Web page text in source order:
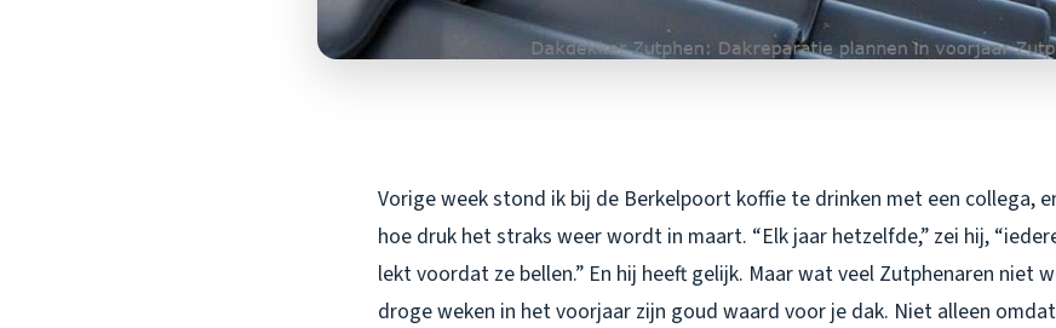
Vorige week stond ik bij de Berkelpoort koffie te drinken met een collega,
hoe druk het straks weer wordt in maart. “Elk jaar hetzelfde,” zei hij,
lekt voordat ze bellen.” En hij heeft gelijk. Maar wat veel Zutphenaren niet
droge weken in het voorjaar zijn goud waard voor je dak. Niet alleen